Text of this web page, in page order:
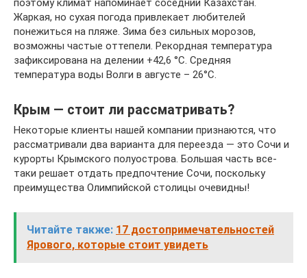
поэтому климат напоминает соседний Казахстан.
Жаркая, но сухая погода привлекает любителей
понежиться на пляже. Зима без сильных морозов,
возможны частые оттепели. Рекордная температура
зафиксирована на делении +42,6 °C. Средняя
температура воды Волги в августе – 26°C.
Крым — стоит ли рассматривать?
Некоторые клиенты нашей компании признаются, что
рассматривали два варианта для переезда — это Сочи и
курорты Крымского полуострова. Большая часть все-
таки решает отдать предпочтение Сочи, поскольку
преимущества Олимпийской столицы очевидны!
Читайте также: 17 достопримечательностей
Ярового, которые стоит увидеть